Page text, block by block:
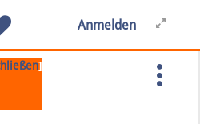
Anmelden
]